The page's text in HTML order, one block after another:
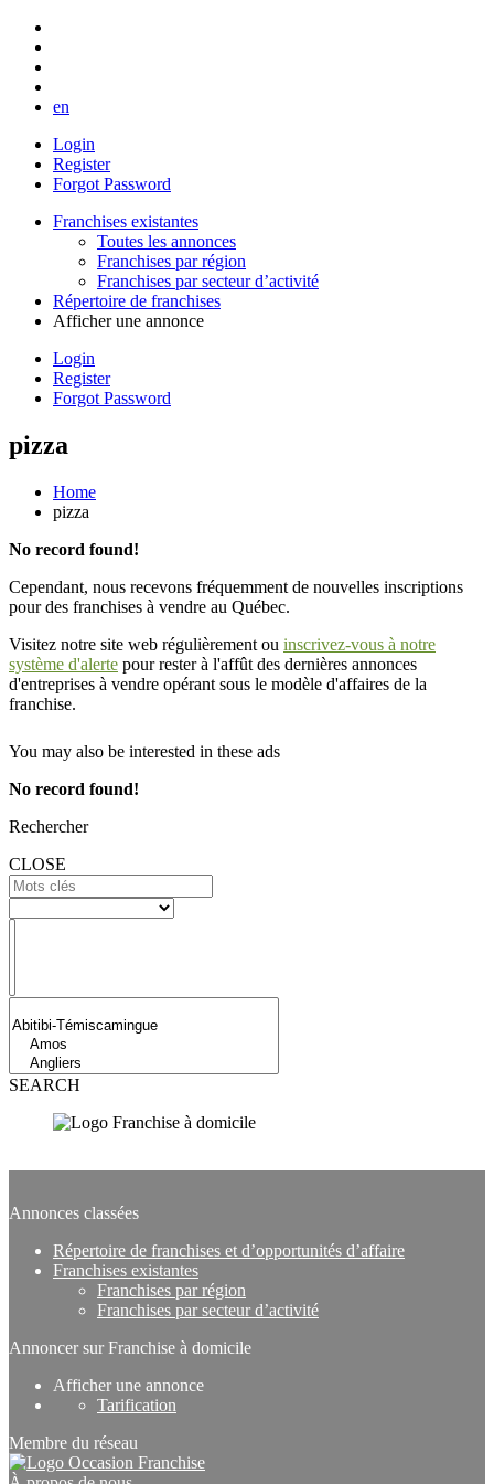
en
Login
Register
Forgot Password
Franchises existantes
Toutes les annonces
Franchises par région
Franchises par secteur d’activité
Répertoire de franchises
Afficher une annonce
Login
Register
Forgot Password
pizza
Home
pizza
No record found!
Cependant, nous recevons fréquemment de nouvelles inscriptions
pour des franchises à vendre au Québec.
Visitez notre site web régulièrement ou inscrivez-vous à notre
système d'alerte pour rester à l'affût des dernières annonces
d'entreprises à vendre opérant sous le modèle d'affaires de la
franchise.
You may also be interested in these ads
No record found!
Rechercher
CLOSE
SEARCH
Annonces classées
Répertoire de franchises et d’opportunités d’affaire
Franchises existantes
Franchises par région
Franchises par secteur d’activité
Annoncer sur Franchise à domicile
Afficher une annonce
Tarification
Membre du réseau